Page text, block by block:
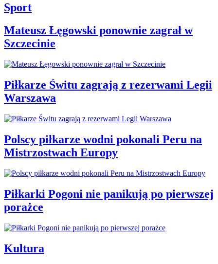
Sport
Mateusz Łęgowski ponownie zagrał w
Szczecinie
Piłkarze Świtu zagrają z rezerwami Legii
Warszawa
Polscy piłkarze wodni pokonali Peru na
Mistrzostwach Europy
Piłkarki Pogoni nie panikują po pierwszej
porażce
Kultura